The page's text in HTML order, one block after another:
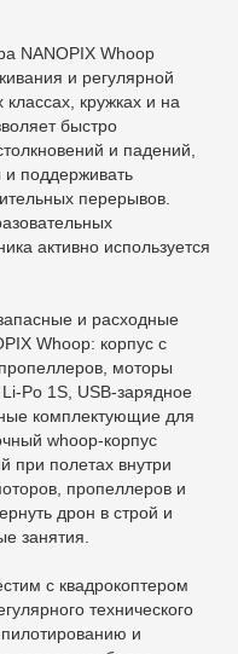
NANOPIX Whoop
и регулярной
кружках и на
быстро
и падений,
поддерживать
перерывов.
активно используется
и расходные
Whoop: корпус с
моторы
Po 1S, USB-зарядное
комплектующие для
whoop-корпус
при полетах внутри
пропеллеров и
дрон в строй и
занятия.
с квадрокоптером
технического
и